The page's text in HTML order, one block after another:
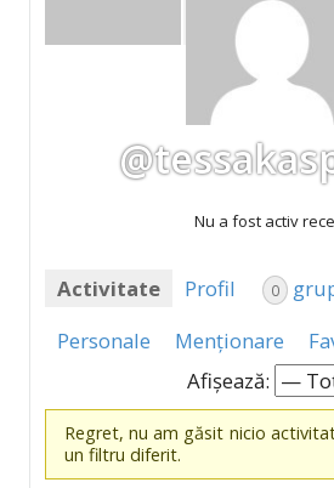
Nu a fost activ
Activitate Profil 0
Personale
Menționare
Afișează:
Regret, nu am găsit nicio
un filtru diferit.